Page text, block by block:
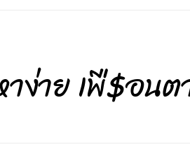
ง่าย เพื$อน